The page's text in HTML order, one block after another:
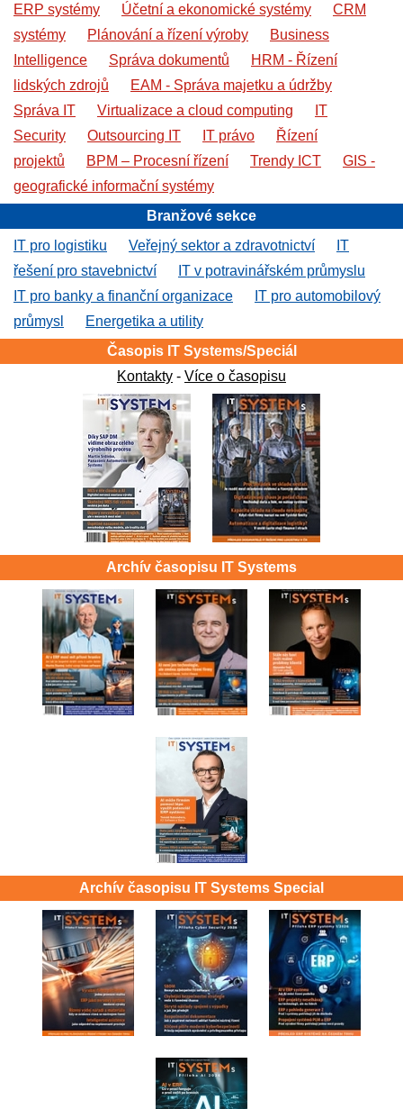
ERP systémy
Účetní a ekonomické systémy
CRM
systémy
Plánování a řízení výroby
Business
Intelligence
Správa dokumentů
HRM - Řízení
lidských zdrojů
EAM - Správa majetku a údržby
Správa IT
Virtualizace a cloud computing
IT
Security
Outsourcing IT IT právo
Řízení
projektů
BPM – Procesní řízení Trendy ICT
GIS -
geografické informační systémy
Branžové sekce
IT pro logistiku
Veřejný sektor a zdravotnictví
IT
řešení pro stavebnictví
IT v potravinářském průmyslu
IT pro banky a finanční organizace
IT pro automobilový
průmysl
Energetika a utility
Časopis IT Systems/Speciál
Kontakty - Více o časopisu
Archív časopisu IT Systems
Archív časopisu IT Systems Special